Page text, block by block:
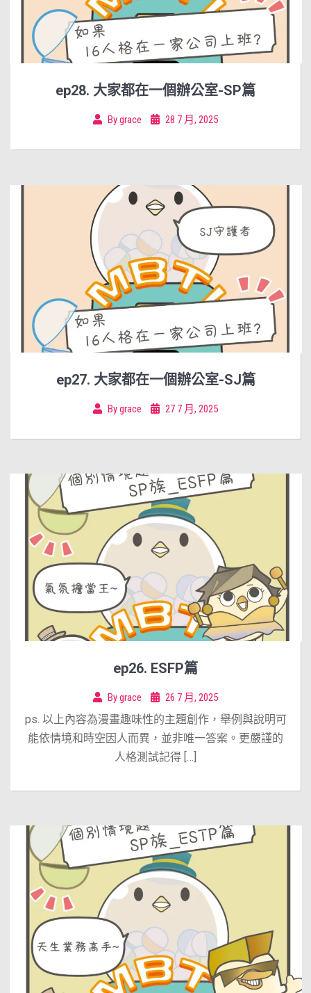
ep28. 大家都在一個辦公室-SP篇
Bygrace 28 7 月, 2025
ep27. 大家都在一個辦公室-SJ篇
Bygrace 27 7 月, 2025
ep26. ESFP篇
Bygrace 26 7 月, 2025
ps. 以上內容為漫畫趣味性的主題創作，舉例與說明可
能依情境和時空因人而異，並非唯一答案。更嚴謹的
人格測試記得 […]